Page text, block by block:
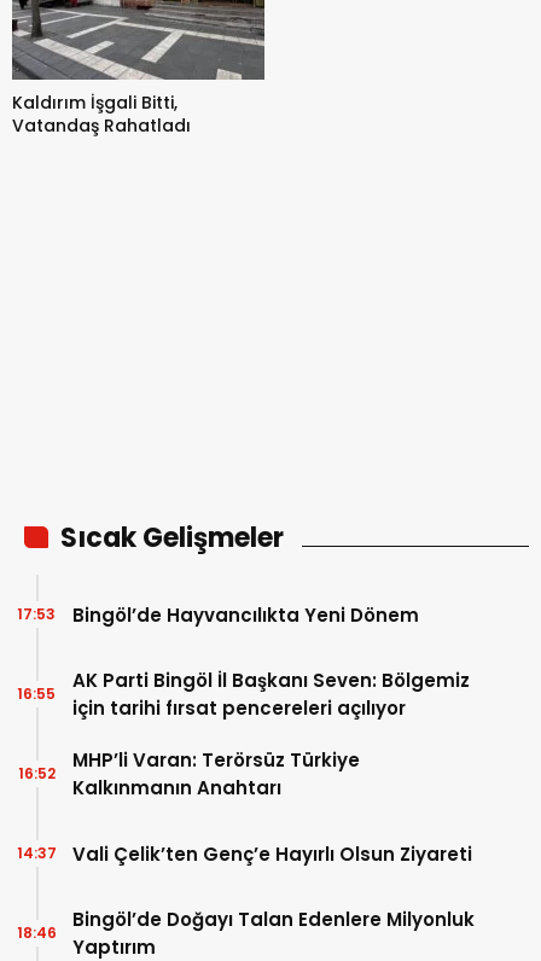
Kaldırım İşgali Bitti,
Vatandaş Rahatladı
Sıcak Gelişmeler
Bingöl’de Hayvancılıkta Yeni Dönem
17:53
AK Parti Bingöl İl Başkanı Seven: Bölgemiz
için tarihi fırsat pencereleri açılıyor
16:55
MHP’li Varan: Terörsüz Türkiye
Kalkınmanın Anahtarı
16:52
Vali Çelik’ten Genç’e Hayırlı Olsun Ziyareti
14:37
Bingöl’de Doğayı Talan Edenlere Milyonluk
Yaptırım
18:46